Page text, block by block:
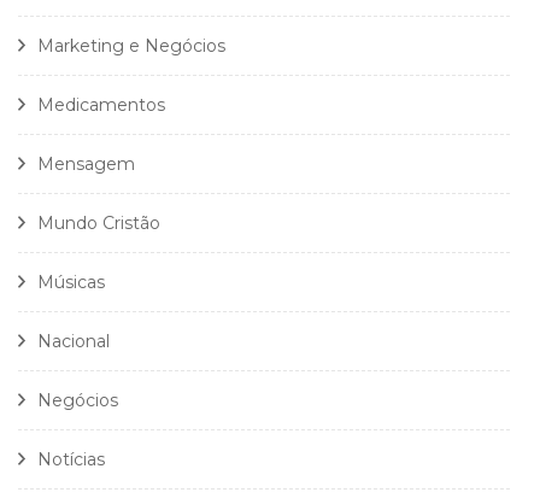
Marketing e Negócios
Medicamentos
Mensagem
Mundo Cristão
Músicas
Nacional
Negócios
Notícias